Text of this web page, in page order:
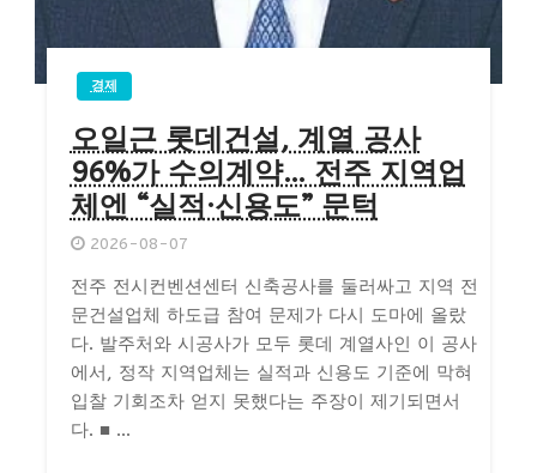
경제
오일근 롯데건설, 계열 공사
96%가 수의계약… 전주 지역업
체엔 “실적·신용도” 문턱
2026-08-07
전주 전시컨벤션센터 신축공사를 둘러싸고 지역 전
문건설업체 하도급 참여 문제가 다시 도마에 올랐
다. 발주처와 시공사가 모두 롯데 계열사인 이 공사
에서, 정작 지역업체는 실적과 신용도 기준에 막혀
입찰 기회조차 얻지 못했다는 주장이 제기되면서
다. ■ ...